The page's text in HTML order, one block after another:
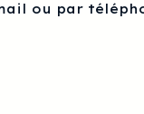
ou par